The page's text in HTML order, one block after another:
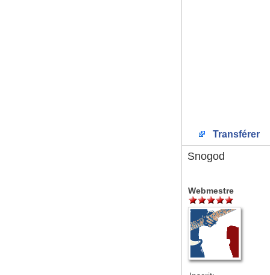
Transférer
Snogod
Webmestre